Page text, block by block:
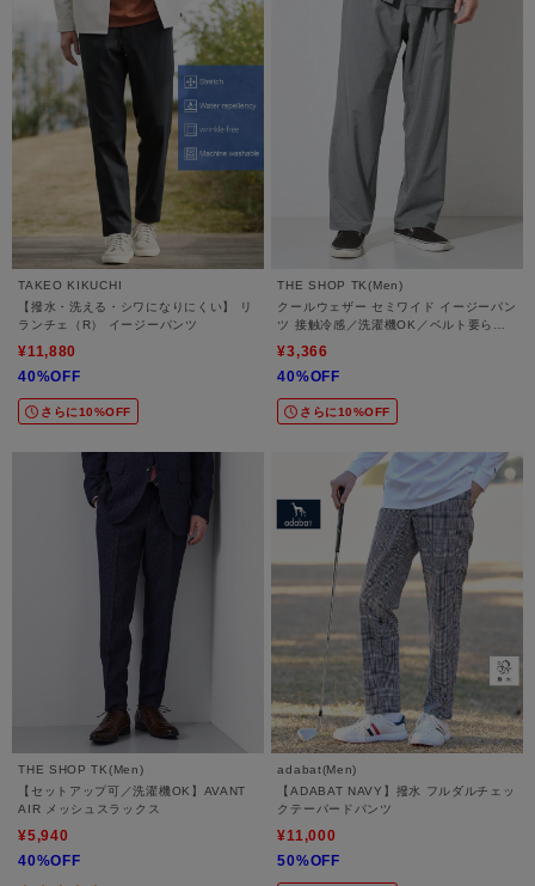
TAKEO KIKUCHI
【撥水・洗える・シワになりにくい】 リ
ランチェ（R） イージーパンツ
¥11,880
40%OFF
さらに10%OFF
THE SHOP TK(Men)
クールウェザー セミワイド イージーパン
ツ 接触冷感／洗濯機OK／ベルト要らず
¥3,366
40%OFF
さらに10%OFF
THE SHOP TK(Men)
【セットアップ可／洗濯機OK】AVANT
AIR メッシュスラックス
¥5,940
40%OFF
adabat(Men)
【ADABAT NAVY】撥水 フルダルチェッ
クテーパードパンツ
¥11,000
50%OFF